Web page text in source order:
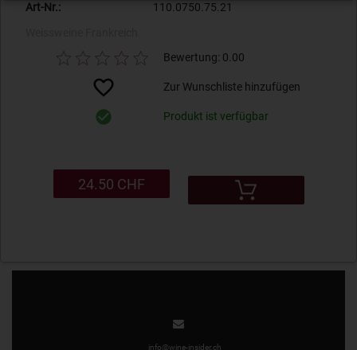
Art-Nr.:
110.0750.75.21
Bewertung: 0.00
Zur Wunschliste hinzufügen
Produkt ist verfügbar
24.50 CHF
info@wine-insider.ch